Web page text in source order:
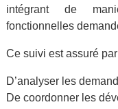
intégrant de
fonctionnelles
Ce suivi est assuré
D’analyser les
De coordonner les